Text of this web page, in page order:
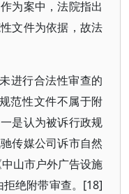
为案中，法院指出
文件为依据，故法
进行合法性审查的
范性文件不属于附
是认为被诉行政规
传媒公司诉市自然
山市户外广告设施
绝附带审查。[18]